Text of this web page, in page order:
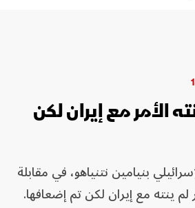
الأمر مع إيران لكن
بنيامين ⁠نتنياهو، في ⁠مقابلة